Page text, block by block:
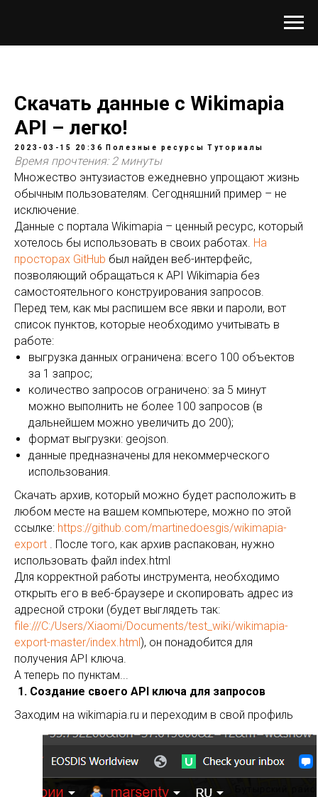
Скачать данные с Wikimapia
API – легко!
2023-03-15 20:36 Полезные ресурсы Туториалы
Время прочтения: 2 минуты
Множество энтузиастов ежедневно упрощают жизнь
обычным пользователям. Сегодняшний пример – не
исключение.
Данные с портала Wikimapia – ценный ресурс, который
хотелось бы использовать в своих работах. На
просторах GitHub был найден веб-интерфейс,
позволяющий обращаться к API Wikimapia без
самостоятельного конструирования запросов.
Перед тем, как мы распишем все явки и пароли, вот
список пунктов, которые необходимо учитывать в
работе:
выгрузка данных ограничена: всего 100 объектов
за 1 запрос;
количество запросов ограничено: за 5 минут
можно выполнить не более 100 запросов (в
дальнейшем можно увеличить до 200);
формат выгрузки: geojson.
данные предназначены для некоммерческого
использования.
Скачать архив, который можно будет расположить в
любом месте на вашем компьютере, можно по этой
ссылке: https://github.com/martinedoesgis/wikimapia-
export . После того, как архив распакован, нужно
использовать файл index.html
Для корректной работы инструмента, необходимо
открыть его в веб-браузере и скопировать адрес из
адресной строки (будет выглядеть так:
file:///C:/Users/Xiaomi/Documents/test_wiki/wikimapia-
export-master/index.html), он понадобится для
получения API ключа.
А теперь по пунктам...
Создание своего API ключа для запросов
Заходим на wikimapia.ru и переходим в свой профиль